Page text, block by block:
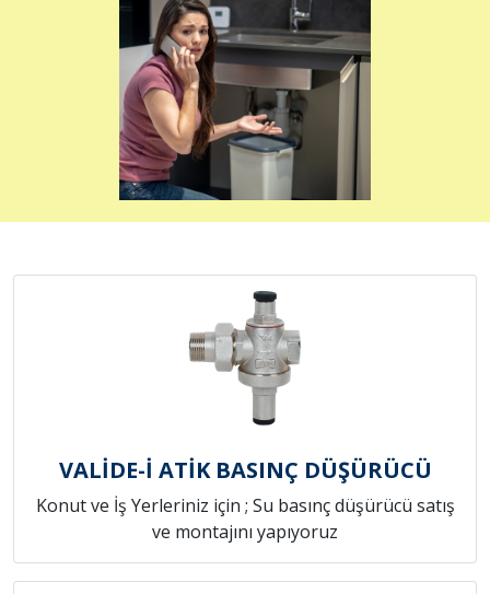
VALİDE-İ ATİK BASINÇ DÜŞÜRÜCÜ
Konut ve İş Yerleriniz için ; Su basınç düşürücü satış
ve montajını yapıyoruz